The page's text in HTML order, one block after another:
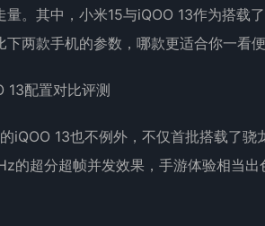
。其中， 小米15与iQOO 13作为搭载
两款手机的参数，哪款更适合你一看便
iQOO 13也不例外，不仅首批搭载了骁
的超分超帧并发效果，手游体验相当出